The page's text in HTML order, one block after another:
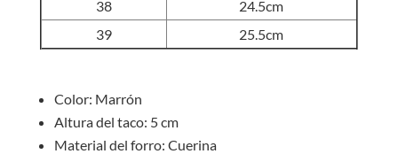
38
24.5cm
39
25.5cm
Color: Marrón
Altura del taco: 5 cm
Material del forro: Cuerina